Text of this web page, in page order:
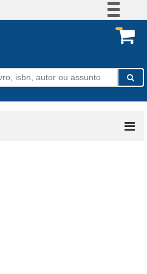
Participe
Acesso à informação
Legislação